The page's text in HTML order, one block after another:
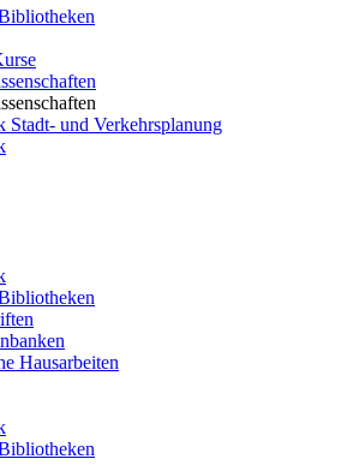
Stadt- und Verkehrsplanung
Hausarbeiten